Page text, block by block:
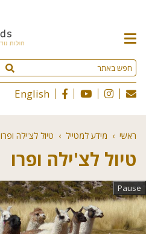
תפריט
האתר
English
ראשי › מידע למטייל › טיול לצ'ילה ופרו
טיול לצ'ילה ופרו
Pause